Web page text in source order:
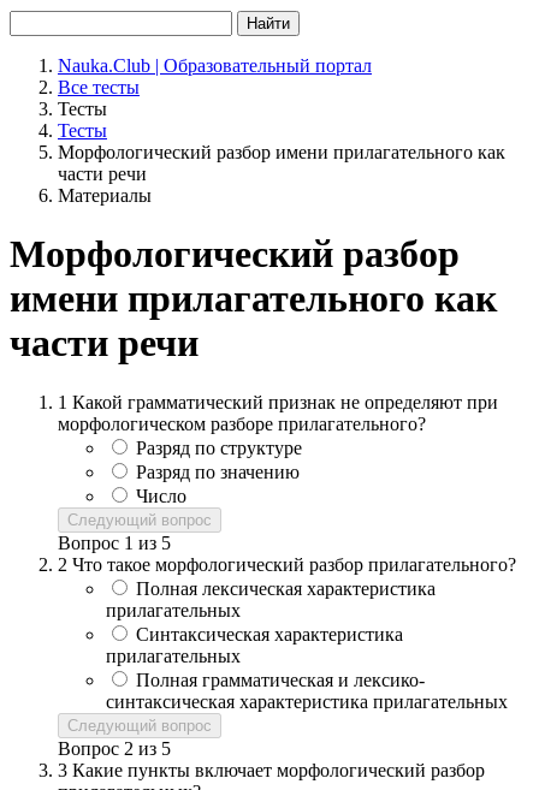
Найти
Nauka.Club | Образовательный портал
Все тесты
Тесты
Тесты
Морфологический разбор имени прилагательного как
части речи
Материалы
Морфологический разбор
имени прилагательного как
части речи
1 Какой грамматический признак не определяют при
морфологическом разборе прилагательного?
Разряд по структуре
Разряд по значению
Число
Следующий вопрос
Вопрос 1 из 5
2 Что такое морфологический разбор прилагательного?
Полная лексическая характеристика
прилагательных
Синтаксическая характеристика
прилагательных
Полная грамматическая и лексико-
синтаксическая характеристика прилагательных
Следующий вопрос
Вопрос 2 из 5
3 Какие пункты включает морфологический разбор